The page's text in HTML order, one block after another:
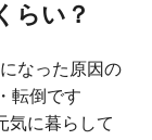
らい？
なった原因の
転倒です
気に暮らして